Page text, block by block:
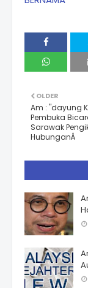
OLDER
Am : "dayung
Pembuka
Sarawak
HubunganÂ